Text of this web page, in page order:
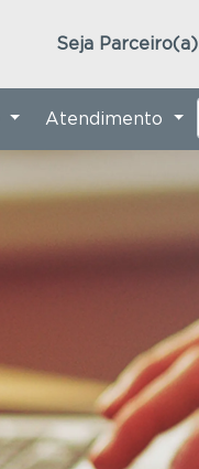
Seja Parceiro(a)
Atendimento